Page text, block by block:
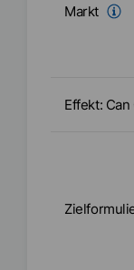
Markt
Effekt: